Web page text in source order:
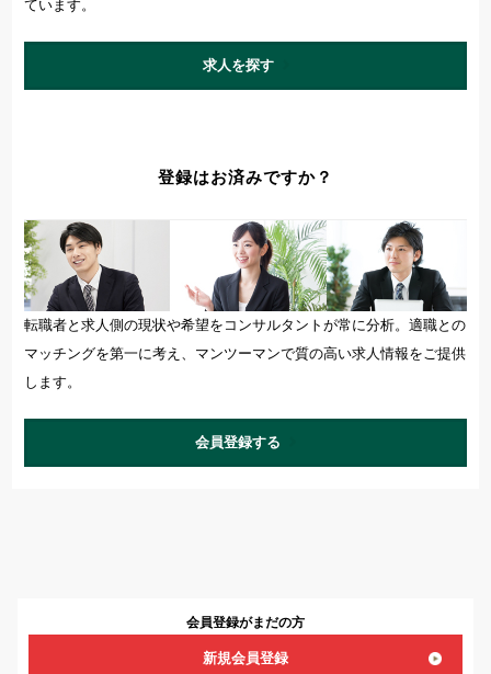
マネジメント経験あり 未経験可
ています。
求人を探す
登録はお済みですか？
転職者と求人側の現状や希望をコンサルタントが常に分析。適職との
マッチングを第一に考え、マンツーマンで質の高い求人情報をご提供
します。
会員登録する
会員登録がまだの方
新規会員登録